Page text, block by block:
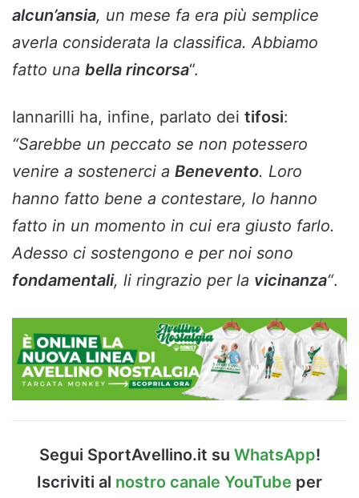
alcun’ansia, un mese fa era più semplice
averla considerata la classifica. Abbiamo
fatto una bella rincorsa“.
Iannarilli ha, infine, parlato dei tifosi:
“Sarebbe un peccato se non potessero
venire a sostenerci a Benevento. Loro
hanno fatto bene a contestare, lo hanno
fatto in un momento in cui era giusto farlo.
Adesso ci sostengono e per noi sono
fondamentali, li ringrazio per la vicinanza“.
Segui SportAvellino.it su WhatsApp!
Iscriviti al nostro canale YouTube per